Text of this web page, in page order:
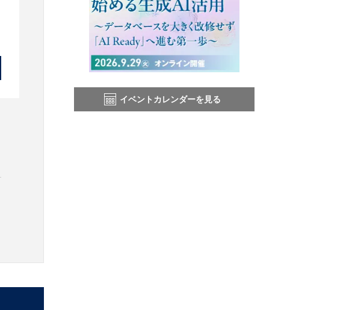
イベントカレンダーを見る